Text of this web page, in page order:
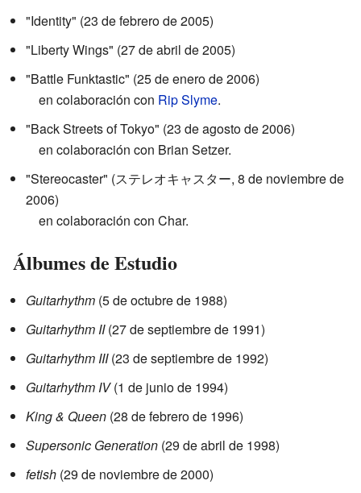
"Identity" (23 de febrero de 2005)
"Liberty Wings" (27 de abril de 2005)
"Battle Funktastic" (25 de enero de 2006)
en colaboración con Rip Slyme.
"Back Streets of Tokyo" (23 de agosto de 2006)
en colaboración con Brian Setzer.
"Stereocaster" (ステレオキャスター, 8 de noviembre de
2006)
en colaboración con Char.
Álbumes de Estudio
Guitarhythm (5 de octubre de 1988)
Guitarhythm II(27 de septiembre de 1991)
Guitarhythm III(23 de septiembre de 1992)
Guitarhythm IV(1 de junio de 1994)
King & Queen (28 de febrero de 1996)
Supersonic Generation (29 de abril de 1998)
fetish (29 de noviembre de 2000)